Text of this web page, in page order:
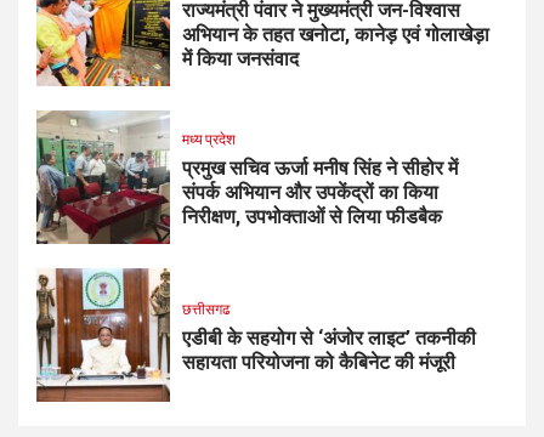
राज्यमंत्री पंवार ने मुख्यमंत्री जन-विश्वास
अभियान के तहत खनोटा, कानेड़ एवं गोलाखेड़ा
में किया जनसंवाद
मध्य प्रदेश
प्रमुख सचिव ऊर्जा मनीष सिंह ने सीहोर में
संपर्क अभियान और उपकेंद्रों का किया
निरीक्षण, उपभोक्ताओं से लिया फीडबैक
छत्तीसगढ
एडीबी के सहयोग से ‘अंजोर लाइट’ तकनीकी
सहायता परियोजना को कैबिनेट की मंजूरी